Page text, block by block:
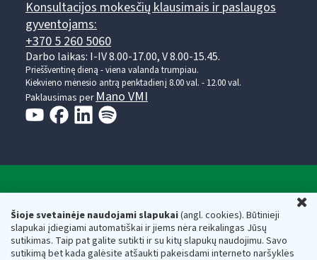
Šioje svetainėje naudojami slapukai(angl. cookies). Būtinieji
slapukai įdiegiami automatiškai ir jiems nėra reikalingas Jūsų
sutikimas. Taip pat galite sutikti ir su kitų slapukų naudojimu. Savo
sutikimą bet kada galėsite atšaukti pakeisdami interneto naršyklės
Konsultacijos mokesčių klausimais ir paslaugos
gyventojams:
+370 5 260 5060
Darbo laikas: I-IV 8.00-17.00, V 8.00-15.45.
Prieššventinę dieną - viena valanda trumpiau.
Kiekvieno mėnesio antrą penktadienį 8.00 val. - 12.00 val.
Paklausimas perMano VMI
Valstybinė mokesčių inspekcija prie Lietuvos
Respublikos finansų ministerijos
Biudžetinė įstaiga. Juridinio asmens kodas — 188659752,
adresas: Vasario 16-osios g. 14, 01107 Vilnius, Lietuva, el.paštas: